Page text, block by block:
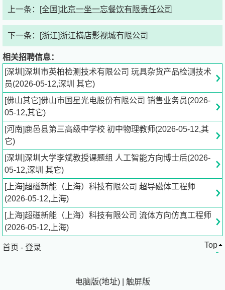
确保仪器性能稳定，并适合开展检测工作；
计划，并跟进相关事宜；
5、协助实验室工程师进行项目开发、验证、不确定度评估
等工作，编制作业指导书；
6、执行上级安排的其他事宜。
岗位要求：
任职资格：
1、本科及以上学历，电学、机械、物理类等相关专业背
景；
2、工作勤奋踏实，积极主动，服从工作安排；
3、学习能力强，能承受较强的工作压力，具有团队协作精
神；
上一条： [全国]北京一坐一忘餐饮有限责任公司
下一条： [浙江]浙江横店影视城有限公司
相关招聘信息：
[深圳]深圳市英柏检测技术有限公司 玩具杂货产品检测技术
员(2026-05-12,深圳 其它)
[佛山其它]佛山市国星光电股份有限公司 销售业务员(2026-
05-12,其它)
[河南]鹿邑县第三高级中学校 初中物理教师(2026-05-12,其
它)
[深圳]深圳大学李斌教授课题组 人工智能方向博士后(2026-
05-12,深圳 其它)
[上海]超磁新能（上海）科技有限公司 超导磁体工程师
(2026-05-12,上海)
[上海]超磁新能（上海）科技有限公司 流体方向仿真工程师
(2026-05-12,上海)
首页 - 登录 Top
电脑版(地址) 触屏版